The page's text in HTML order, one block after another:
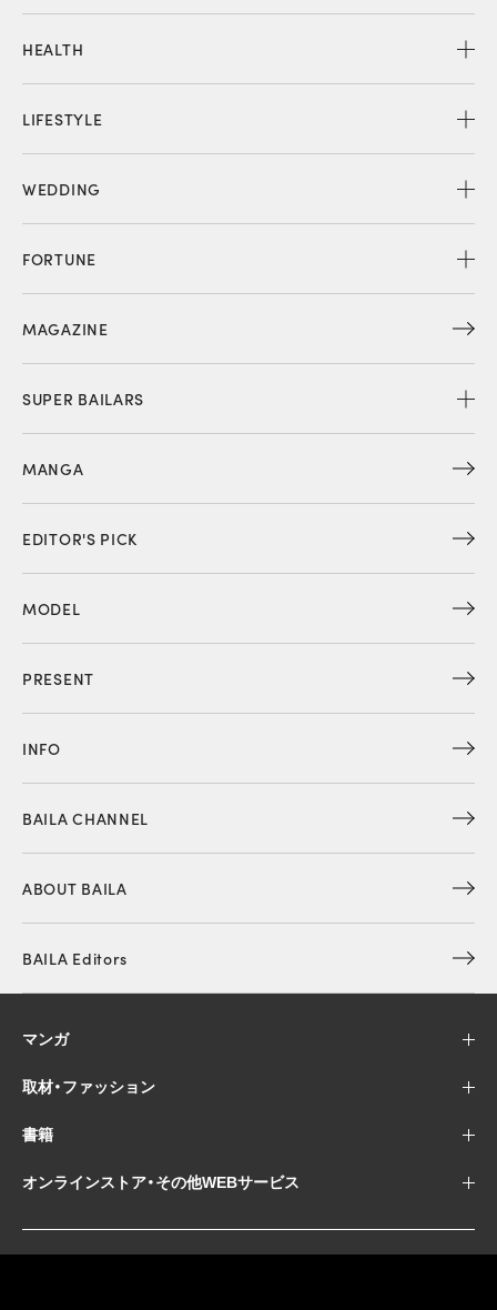
HEALTH
LIFESTYLE
WEDDING
FORTUNE
MAGAZINE
SUPER BAILARS
MANGA
EDITOR'S PICK
MODEL
PRESENT
INFO
BAILA CHANNEL
ABOUT BAILA
BAILA Editors
マンガ
取材・ファッション
書籍
オンラインストア・その他WEBサービス